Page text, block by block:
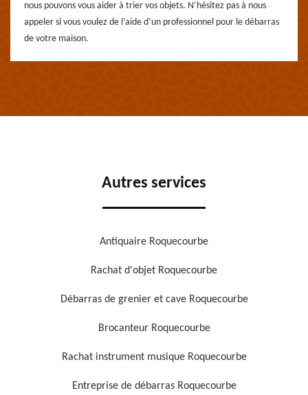
nous pouvons vous aider à trier vos objets. N’hésitez pas à nous
appeler si vous voulez de l’aide d’un professionnel pour le débarras
de votre maison.
Autres services
Antiquaire Roquecourbe
Rachat d'objet Roquecourbe
Débarras de grenier et cave Roquecourbe
Brocanteur Roquecourbe
Rachat instrument musique Roquecourbe
Entreprise de débarras Roquecourbe